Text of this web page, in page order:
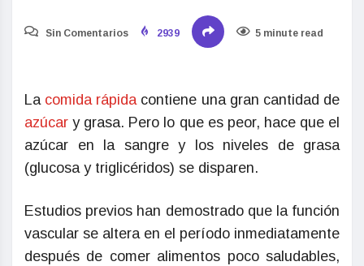
Sin Comentarios 2939 5 minute read
La comida rápidacontiene una gran cantidad de
azúcary grasa. Pero lo que es peor, hace que el
azúcar en la sangre y los niveles de grasa
(glucosa y triglicéridos) se disparen.
Estudios previos han demostrado que la función
vascular se altera en el período inmediatamente
después de comer alimentos poco saludables,